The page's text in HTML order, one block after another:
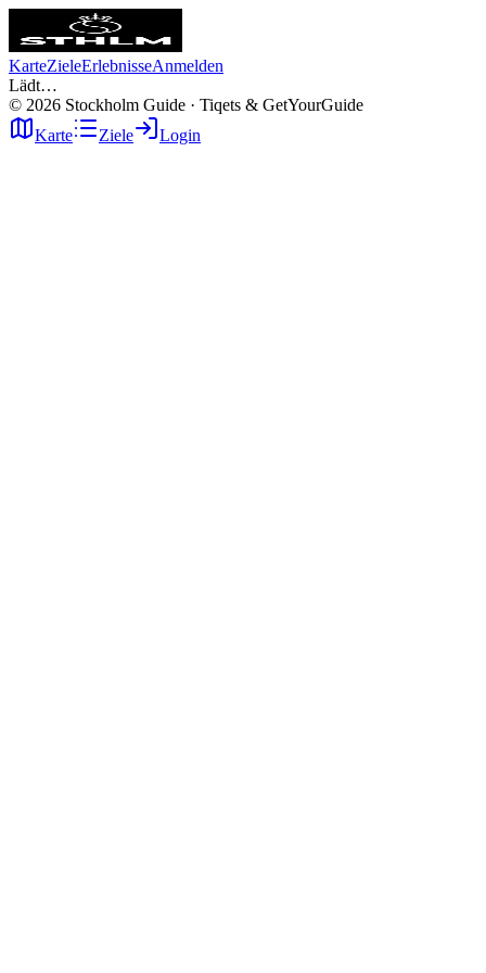
KarteZieleErlebnisseAnmelden
Lädt…
© 2026 Stockholm Guide · Tiqets & GetYourGuide
Karte
Ziele Login